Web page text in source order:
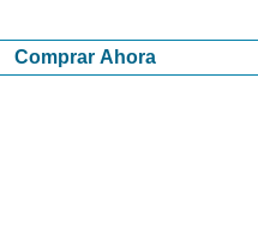
Comprar Ahora